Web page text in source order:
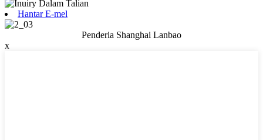
Hantar E-mel
Penderia Shanghai Lanbao
x